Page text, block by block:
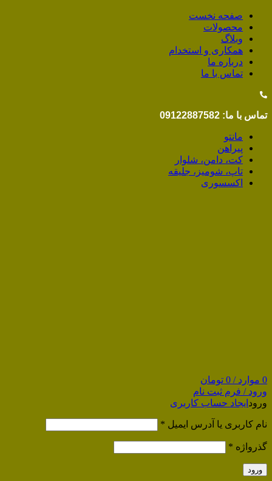
صفحه نخست
محصولات
وبلاگ
همکاری و استخدام
درباره ما
تماس با ما
تماس با ما: 09122887582
مانتو
پیراهن
کت، دامن، شلوار
تاپ، شومیز، جلیقه
اکسسوری
0 موارد /
0 تومان
ورود / فرم ثبت نام
ورود ایجاد حساب کاربری
نام کاربری یا آدرس ایمیل *
گذرواژه *
ورود